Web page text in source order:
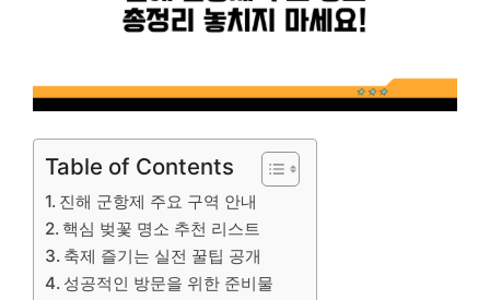
Table of Contents
진해 군항제 주요 구역 안내
핵심 벚꽃 명소 추천 리스트
축제 즐기는 실전 꿀팁 공개
성공적인 방문을 위한 준비물